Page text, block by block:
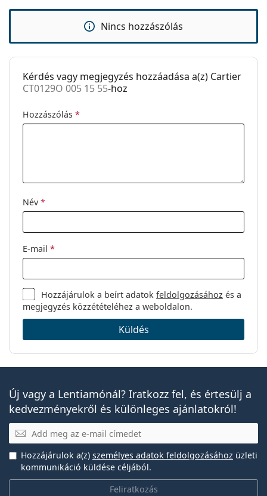
CT0129O 005 15 55
Nincs hozzászólás
Kérdés vagy megjegyzés hozzáadása a(z) Cartier
CT0129O 005 15 55-hoz
Hozzászólás *
Név *
E-mail *
Hozzájárulok a beírt adatokfeldolgozásához és a
megjegyzés közzétételéhez a weboldalon.
Küldés
Új vagy a Lentiamónál? Iratkozz fel, és értesülj a
kedvezményekről és különleges ajánlatokról!
E-mail
Feliratkozás
Hozzájárulok a(z) személyes adatok feldolgozásához üzleti
kommunikáció küldése céljából.